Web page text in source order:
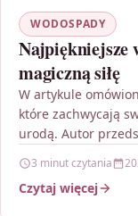
WODOSPADY
Najpiękniejsze
magiczną siłę
W artykule
które zachwycają
urodą. Autor
3 minut czytania
Czytaj więcej